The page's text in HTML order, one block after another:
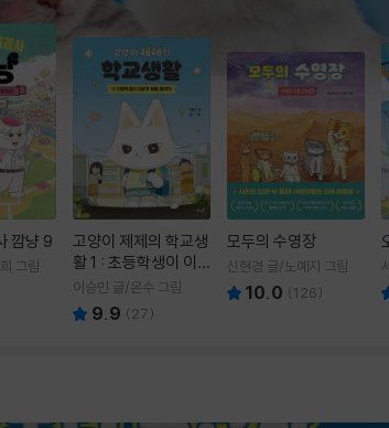
깜냥 9
그림
고양이 제제의 학교생
활 1 : 초등학생이 이
렇게 힘들 줄이야
이승민 글/온수 그림
9.9 ( 27)
모두의 수영장
신현경 글/노예지 그림
10.0 (126)